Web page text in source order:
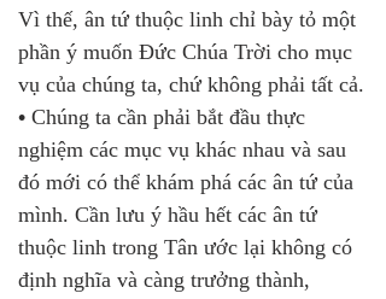
Vì thế, ân tứ thuộc linh chỉ bày tỏ một
phần ý muốn Đức Chúa Trời cho mục
vụ của chúng ta, chứ không phải tất cả.
• Chúng ta cần phải bắt đầu thực
nghiệm các mục vụ khác nhau và sau
đó mới có thể khám phá các ân tứ của
mình. Cần lưu ý hầu hết các ân tứ
thuộc linh trong Tân ước lại không có
định nghĩa và càng trưởng thành,